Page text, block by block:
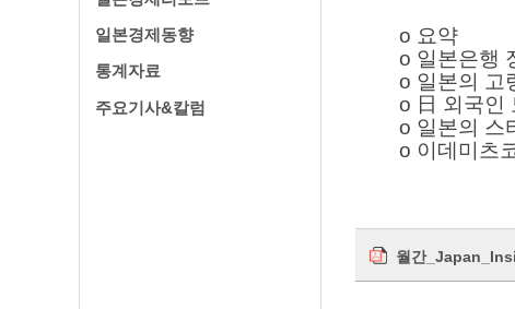
일본경제동향
통계자료
주요기사&칼럼
o 요약
o 일본은행
o 일본의 고
o 日 외국인
o 일본의 스
o 이데미츠
월간